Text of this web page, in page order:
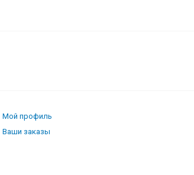
Мой профиль
Ваши заказы